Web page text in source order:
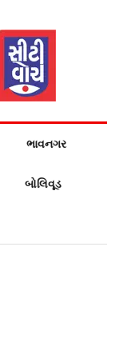
ભાવનગર
બોલિવૂડ